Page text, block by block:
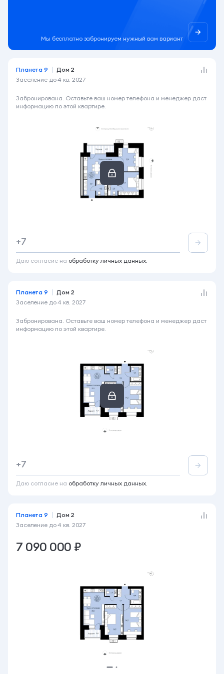
Мы бесплатно забронируем нужный вам вариант
Планета 9
Дом 2
Заселение до4 кв. 2027
6 990 000 ₽
2-комнатная
Лоджия
Забронирована. Оставьте ваш номер телефона и менеджер даст
информацию по этой квартире.
+7
Даю согласие на обработку личных данных.
Планета 9
Дом 2
Заселение до4 кв. 2027
7 090 000 ₽
2-комнатная
Лоджия
Забронирована. Оставьте ваш номер телефона и менеджер даст
информацию по этой квартире.
+7
Даю согласие на обработку личных данных.
Планета 9
Дом 2
Заселение до4 кв. 2027
7 090 000 ₽